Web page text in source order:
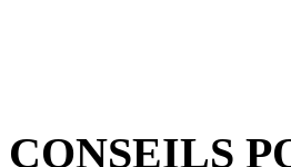
CONSEILS